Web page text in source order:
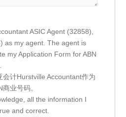
ASIC Agent (32858),
as my agent. The agent is
my Application Form for ABN
会计Hurstville Accountant作为
业号码。
all the information I
and correct.